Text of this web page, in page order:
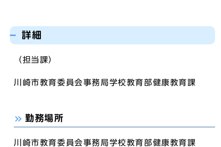
詳細
（担当課）
川崎市教育委員会事務局学校教育部健康教育課
勤務場所
川崎市教育委員会事務局学校教育部健康教育課